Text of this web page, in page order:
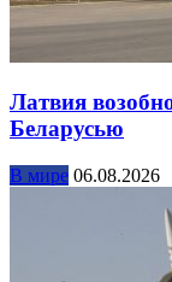
Латвия
Беларусью
В мире 06.08.2026